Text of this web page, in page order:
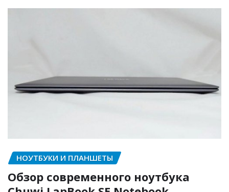
НОУТБУКИ И ПЛАНШЕТЫ
Обзор современного ноутбука